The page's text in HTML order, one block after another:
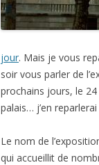
jour. Mais je vous
soir vous parler de
prochains jours, le
palais… j’en reparlerai
Le nom de
qui accueillit de